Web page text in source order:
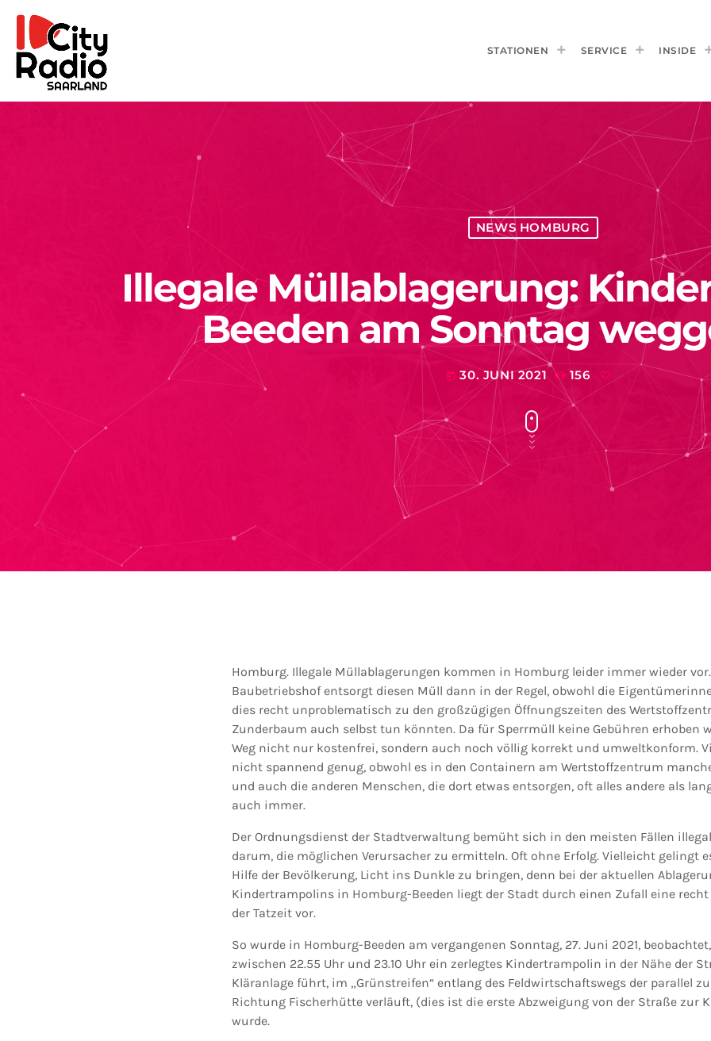
STATIONEN SERVICE INSIDE
NEWS HOMBURG
Illegale Müllablagerung:
Beeden am Sonntag
today 30. JUNI 2021 156
Homburg. Illegale Müllablagerungen kommen in Homburg leider immer wieder
Baubetriebshof entsorgt diesen Müll dann in der Regel, obwohl die
dies recht unproblematisch zu den großzügigen Öffnungszeiten des
Zunderbaum auch selbst tun könnten. Da für Sperrmüll keine Gebühren erhoben
Weg nicht nur kostenfrei, sondern auch noch völlig korrekt und umweltkonform.
nicht spannend genug, obwohl es in den Containern am Wertstoffzentrum
und auch die anderen Menschen, die dort etwas entsorgen, oft alles andere als
auch immer.
Der Ordnungsdienst der Stadtverwaltung bemüht sich in den meisten Fällen
darum, die möglichen Verursacher zu ermitteln. Oft ohne Erfolg. Vielleicht gelingt
Hilfe der Bevölkerung, Licht ins Dunkle zu bringen, denn bei der aktuellen
Kindertrampolins in Homburg-Beeden liegt der Stadt durch einen Zufall eine
der Tatzeit vor.
So wurde in Homburg-Beeden am vergangenen Sonntag, 27. Juni 2021,
zwischen 22.55 Uhr und 23.10 Uhr ein zerlegtes Kindertrampolin in der Nähe der
Kläranlage führt, im „Grünstreifen“ entlang des Feldwirtschaftswegs der parallel
Richtung Fischerhütte verläuft, (dies ist die erste Abzweigung von der Straße zur
wurde.